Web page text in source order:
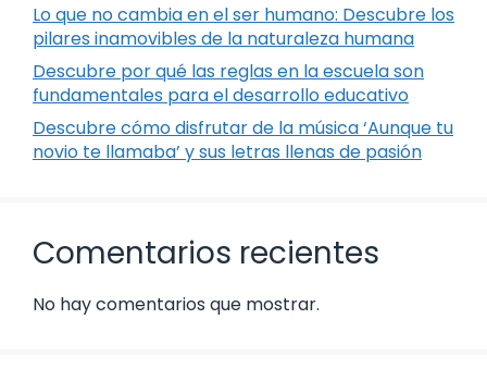
Lo que no cambia en el ser humano: Descubre los
pilares inamovibles de la naturaleza humana
Descubre por qué las reglas en la escuela son
fundamentales para el desarrollo educativo
Descubre cómo disfrutar de la música ‘Aunque tu
novio te llamaba’ y sus letras llenas de pasión
Comentarios recientes
No hay comentarios que mostrar.